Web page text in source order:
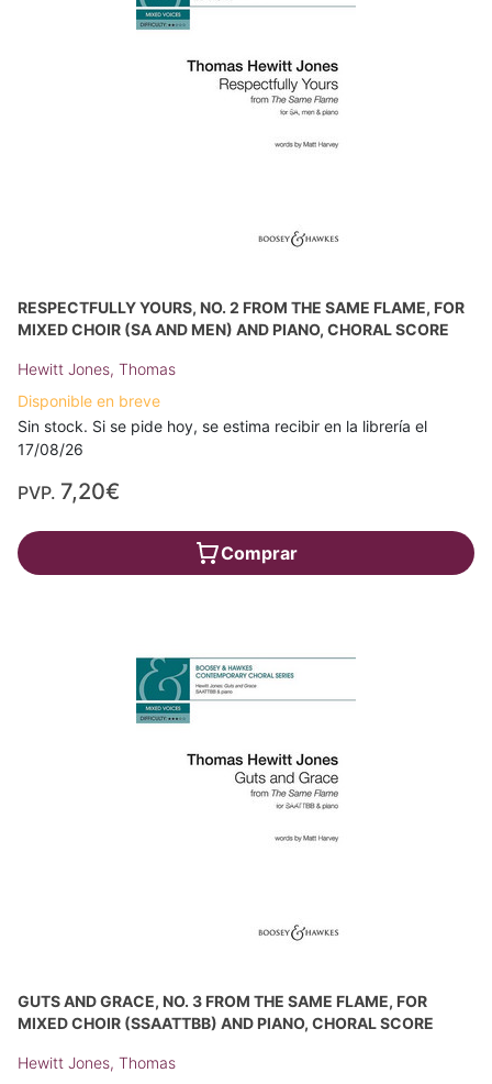
RESPECTFULLY YOURS, NO. 2 FROM THE SAME FLAME, FOR
MIXED CHOIR (SA AND MEN) AND PIANO, CHORAL SCORE
Hewitt Jones, Thomas
Disponible en breve
Sin stock. Si se pide hoy, se estima recibir en la librería el
17/08/26
PVP. 7,20€
Comprar
GUTS AND GRACE, NO. 3 FROM THE SAME FLAME, FOR
MIXED CHOIR (SSAATTBB) AND PIANO, CHORAL SCORE
Hewitt Jones, Thomas